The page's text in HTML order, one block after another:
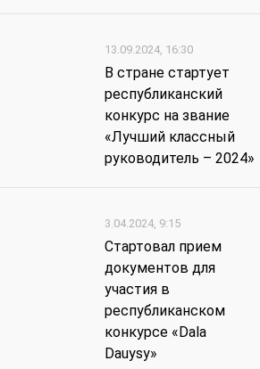
13.09.2024, 16:30
В стране стартует
республиканский
конкурс на звание
«Лучший классный
руководитель – 2024»
3.04.2024, 9:15
Стартовал прием
документов для
участия в
республиканском
конкурсе «Dala
Dauysy»